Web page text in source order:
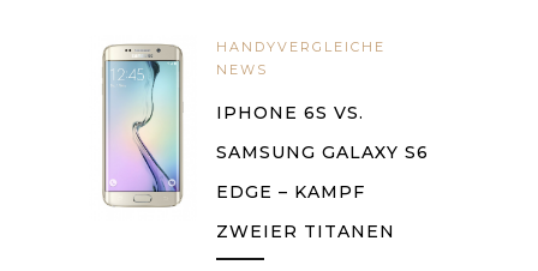
HANDYVERGLEICHE
NEWS
IPHONE 6S VS.
SAMSUNG GALAXY S6
EDGE – KAMPF
ZWEIER TITANEN